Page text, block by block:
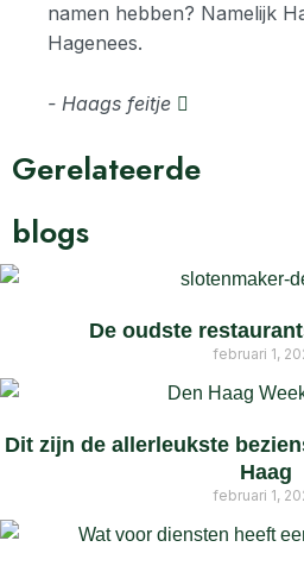
namen hebben? Namelijk
Hagenees.
- Haags feitje
Gerelateerde
blogs
De oudste
februari 1,
Dit zijn de allerleukste
Haag
februari 1,